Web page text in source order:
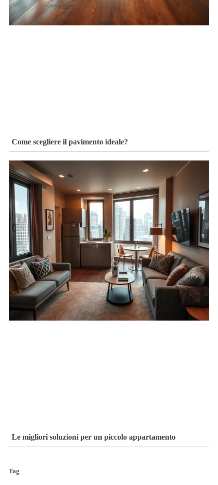
Come scegliere il pavimento ideale?
Le migliori soluzioni per un piccolo appartamento
Tag